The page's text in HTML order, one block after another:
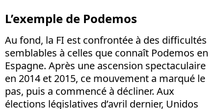
L’exemple de Podemos
Au fond, la FI est confrontée à des difficultés
semblables à celles que connaît Podemos en
Espagne. Après une ascension spectaculaire
en 2014 et 2015, ce mouvement a marqué le
pas, puis a commencé à décliner. Aux
élections législatives d’avril dernier, Unidos